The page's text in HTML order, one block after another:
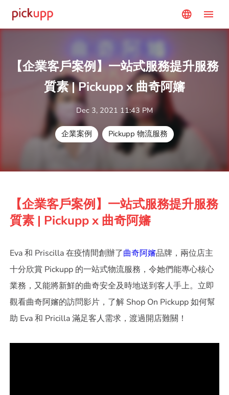
language menu
【企業客戶案例】一站式服務提升服務
質素 | Pickupp x 曲奇阿嬸
Dec 3, 2021 11:43 PM
企業案例 Pickupp 物流服務
【企業客戶案例】一站式服務提升服務
質素 | Pickupp x 曲奇阿嬸
Eva 和 Priscilla 在疫情間創辦了曲奇阿嬸品牌，兩位店主
十分欣賞 Pickupp 的一站式物流服務，令她們能專心核心
業務，又能將新鮮的曲奇安全及時地送到客人手上。立即
觀看曲奇阿嬸的訪問影片，了解 Shop On Pickupp 如何幫
助 Eva 和 Pricilla 滿足客人需求，渡過開店難關！